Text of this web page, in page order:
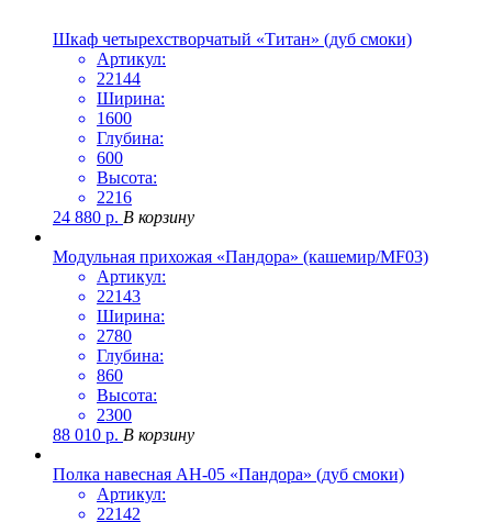
Шкаф четырехстворчатый «Титан» (дуб смоки)
Артикул:
22144
Ширина:
1600
Глубина:
600
Высота:
2216
24 880 р. В корзину
Модульная прихожая «Пандора» (кашемир/MF03)
Артикул:
22143
Ширина:
2780
Глубина:
860
Высота:
2300
88 010 р. В корзину
Полка навесная АН-05 «Пандора» (дуб смоки)
Артикул:
22142